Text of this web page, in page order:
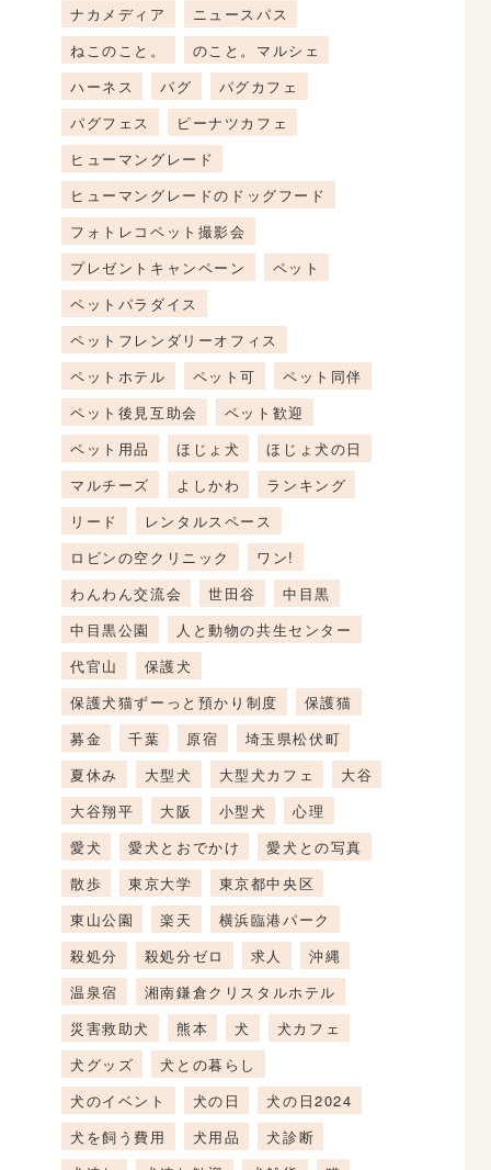
ナカメディア
ニュースパス
ねこのこと。
のこと。マルシェ
ハーネス
パグ
パグカフェ
パグフェス
ピーナツカフェ
ヒューマングレード
ヒューマングレードのドッグフード
フォトレコペット撮影会
プレゼントキャンペーン
ペット
ペットパラダイス
ペットフレンダリーオフィス
ペットホテル
ペット可
ペット同伴
ペット後見互助会
ペット歓迎
ペット用品
ほじょ犬
ほじょ犬の日
マルチーズ
よしかわ
ランキング
リード
レンタルスペース
ロビンの空クリニック
ワン!
わんわん交流会
世田谷
中目黒
中目黒公園
人と動物の共生センター
代官山
保護犬
保護犬猫ずーっと預かり制度
保護猫
募金
千葉 原宿
埼玉県松伏町
夏休み
大型犬 大型犬カフェ
大谷
大谷翔平
大阪 小型犬
心理
愛犬
愛犬とおでかけ
愛犬との写真
散歩
東京大学
東京都中央区
東山公園
楽天
横浜臨港パーク
殺処分
殺処分ゼロ 求人
沖縄
温泉宿
湘南鎌倉クリスタルホテル
災害救助犬
熊本 犬
犬カフェ
犬グッズ
犬との暮らし
犬のイベント
犬の日
犬の日2024
犬を飼う費用
犬用品
犬診断